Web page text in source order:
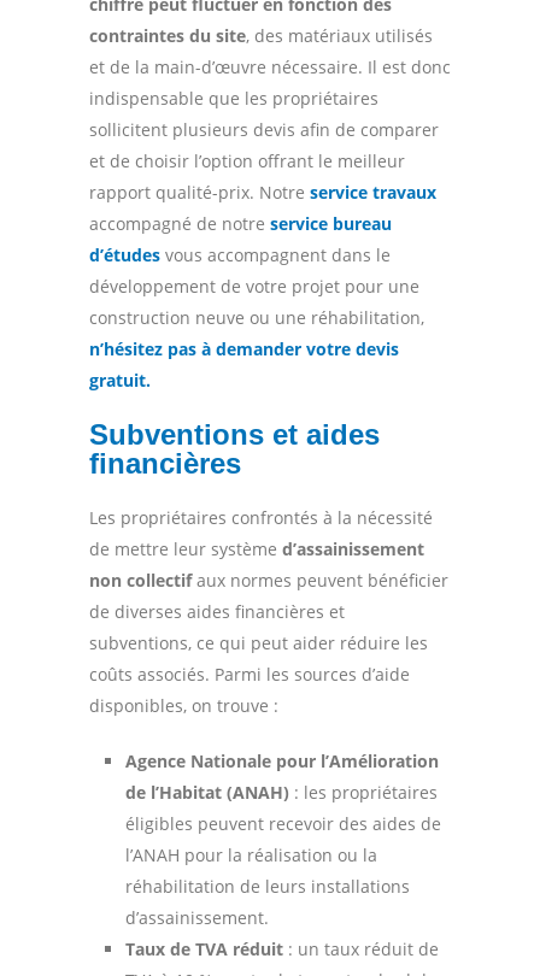
contraintes du site, des matériaux utilisés
et de la main-d’œuvre nécessaire. Il est donc
indispensable que les propriétaires
sollicitent plusieurs devis afin de comparer
et de choisir l’option offrant le meilleur
rapport qualité-prix. Notre service travaux
accompagné de notre service bureau
d’études vous accompagnent dans le
développement de votre projet pour une
construction neuve ou une réhabilitation,
n’hésitez pas à demander votre devis
gratuit.
Subventions et aides
financières
Les propriétaires confrontés à la nécessité
de mettre leur système d’assainissement
non collectifaux normes peuvent bénéficier
de diverses aides financières et
subventions, ce qui peut aider réduire les
coûts associés. Parmi les sources d’aide
disponibles, on trouve :
Agence Nationale pour l’Amélioration
de l’Habitat (ANAH) : les propriétaires
éligibles peuvent recevoir des aides de
l’ANAH pour la réalisation ou la
réhabilitation de leurs installations
d’assainissement.
Taux de TVA réduit : un taux réduit de